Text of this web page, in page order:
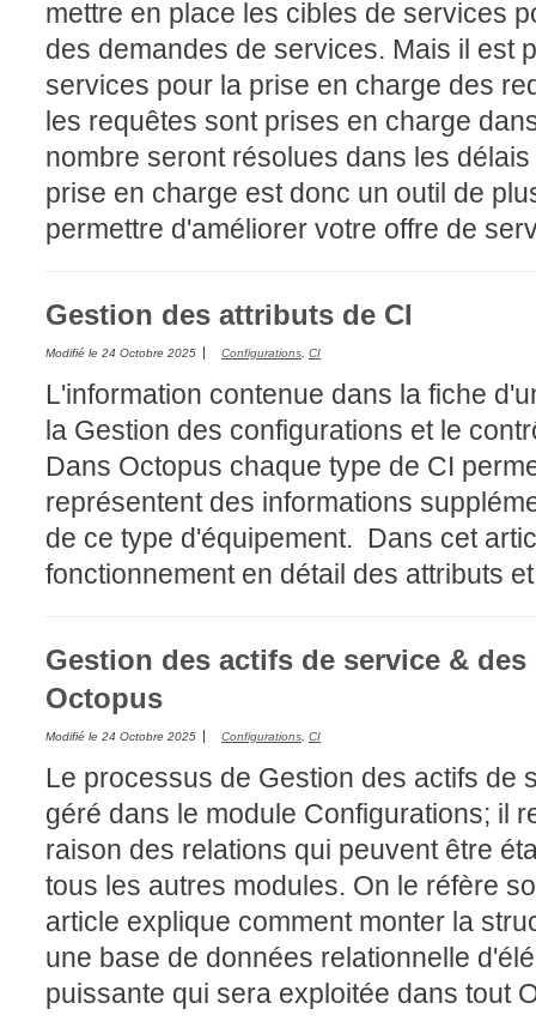
mettre en place les cibles de services
des demandes de services. Mais il est
services pour la prise en charge des
les requêtes sont prises en charge
nombre seront résolues dans les
prise en charge est donc un outil de
permettre d'améliorer votre offre de
Gestion des attributs de CI
Modifié le 24 Octobre 2025 Configurations CI
L'information contenue dans la fiche
la Gestion des configurations et le
Dans Octopus chaque type de CI
représentent des informations
de ce type d'équipement. Dans cet
fonctionnement en détail des attributs
Gestion des actifs de service &
Octopus
Modifié le 24 Octobre 2025 Configurations, CI
Le processus de Gestion des actifs de
géré dans le module Configurations; il
raison des relations qui peuvent être
tous les autres modules. On le réfère
article explique comment monter la
une base de données relationnelle
puissante qui sera exploitée dans tout